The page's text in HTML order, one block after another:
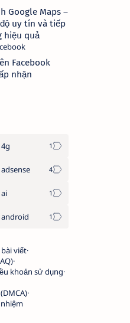
Google Maps –
uy tín và tiếp
hiệu quả
Facebook
nhận
4g
adsense
ai
android
bài viết
khoản sử dụng